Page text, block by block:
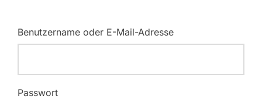
Benutzername oder E-Mail-Adresse
Passwort